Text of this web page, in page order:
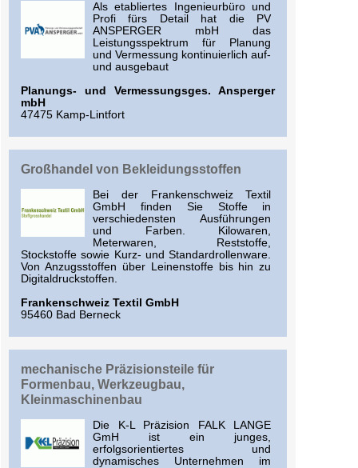
Als etabliertes Ingenieurbüro und
Profi fürs Detail hat die PV
ANSPERGER mbH das
Leistungsspektrum für Planung
und Vermessung kontinuierlich auf-
und ausgebaut
Planungs- und Vermessungsges. Ansperger
mbH
47475 Kamp-Lintfort
Großhandel von Bekleidungsstoffen
Bei der Frankenschweiz Textil
GmbH finden Sie Stoffe in
verschiedensten Ausführungen
und Farben. Kilowaren,
Meterwaren, Reststoffe,
Stockstoffe sowie Kurz- und Standardrollenware.
Von Anzugsstoffen über Leinenstoffe bis hin zu
Digitaldruckstoffen.
Frankenschweiz Textil GmbH
95460 Bad Berneck
mechanische Präzisionsteile für
Formenbau, Werkzeugbau,
Kleinmaschinenbau
Die K-L Präzision FALK LANGE
GmH ist ein junges,
erfolgsorientiertes und
dynamisches Unternehmen im